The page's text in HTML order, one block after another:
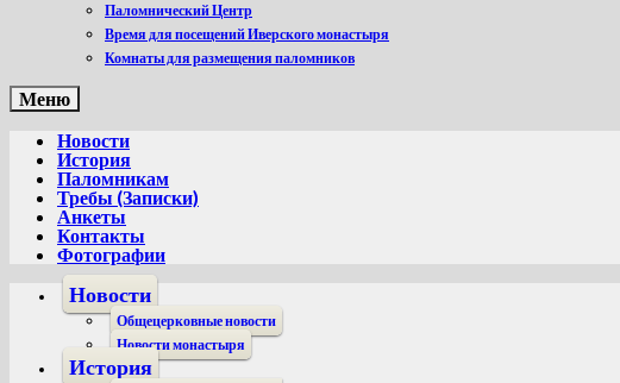
Паломнический Центр
Время для посещений Иверского монастыря
Комнаты для размещения паломников
Меню
Новости
История
Паломникам
Требы (Записки)
Анкеты
Контакты
Фотографии
Новости
Общецерковные новости
Новости монастыря
История